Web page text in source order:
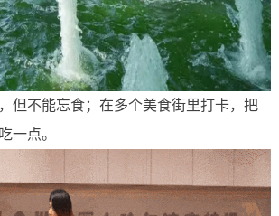
不能忘食；在多个美食街里打卡，把
一点。